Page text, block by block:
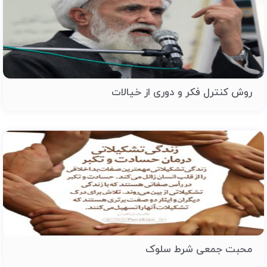
روش کنترل فکر و دوری از خیالات
محبت جمعی شرط سلوک